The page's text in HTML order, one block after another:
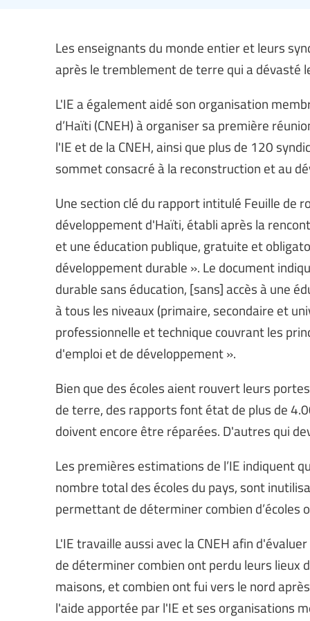
Les enseignants du monde entier et leurs
après le tremblement de terre qui a dévasté
L'IE a également aidé son organisation
d’Haïti (CNEH) à organiser sa première
l'IE et de la CNEH, ainsi que plus de 120
sommet consacré à la reconstruction et au
Une section clé du rapport intitulé Feuille de
développement d'Haïti, établi après la
et une éducation publique, gratuite et
développement durable ». Le document
durable sans éducation, [sans] accès à une
à tous les niveaux (primaire, secondaire et
professionnelle et technique couvrant les
d'emploi et de développement ».
Bien que des écoles aient rouvert leurs
de terre, des rapports font état de plus de
doivent encore être réparées. D'autres qui
Les premières estimations de l’IE indiquent
nombre total des écoles du pays, sont
permettant de déterminer combien d’écoles
L'IE travaille aussi avec la CNEH afin
de déterminer combien ont perdu leurs lieux
maisons, et combien ont fui vers le nord
l'aide apportée par l'IE et ses organisations